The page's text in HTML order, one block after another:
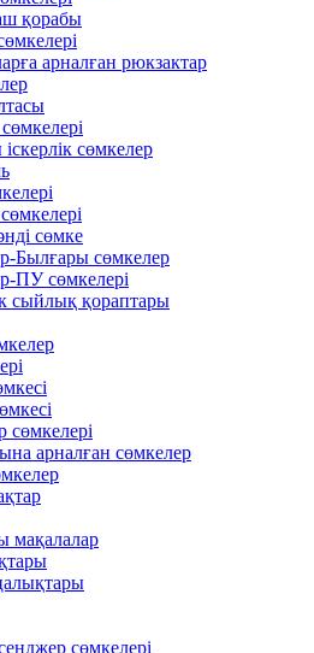
қорабы
арналған рюкзактар
сөмкелер
сөмке
Былғары сөмкелер
ПУ сөмкелері
сыйлық қораптары
сөмкелері
арналған сөмкелер
мақалалар
сөмкелері